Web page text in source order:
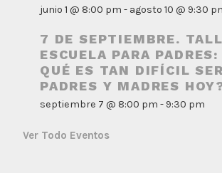
junio 1 @ 8:00 pm - agosto 10 @ 9:30
7 DE SEPTIEMBRE.
ESCUELA PARA
QUÉ ES TAN DIFÍCIL SER
PADRES Y MADRES
septiembre 7 @ 8:00 pm -9:30 pm
Ver Todo Eventos